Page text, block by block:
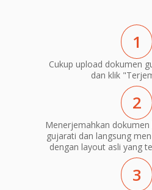
1
Cukup upload dokumen
dan klik
2
Menerjemahkan dokumen
gujarati dan langsung
dengan layout asli yang
3